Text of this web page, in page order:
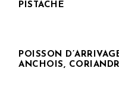
PISTACHE
POISSON
ANCHOIS,